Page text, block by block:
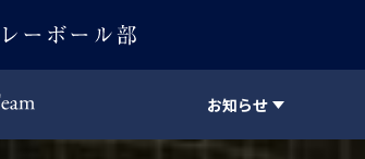
Keio University Volleyball Teamお知らせ